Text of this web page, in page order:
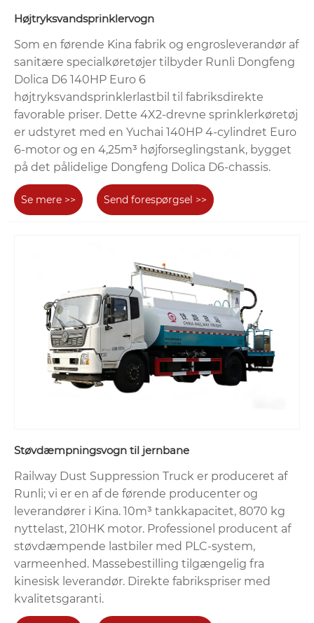
Højtryksvandsprinklervogn
Som en førende Kina fabrik og engrosleverandør af
sanitære specialkøretøjer tilbyder Runli Dongfeng
Dolica D6 140HP Euro 6
højtryksvandsprinklerlastbil til fabriksdirekte
favorable priser. Dette 4X2-drevne sprinklerkøretøj
er udstyret med en Yuchai 140HP 4-cylindret Euro
6-motor og en 4,25m³ højforseglingstank, bygget
på det pålidelige Dongfeng Dolica D6-chassis.
Se mere >> Send forespørgsel >>
Støvdæmpningsvogn til jernbane
Railway Dust Suppression Truck er produceret af
Runli; vi er en af ​​de førende producenter og
leverandører i Kina. 10m³ tankkapacitet, 8070 kg
nyttelast, 210HK motor. Professionel producent af
støvdæmpende lastbiler med PLC-system,
varmeenhed. Massebestilling tilgængelig fra
kinesisk leverandør. Direkte fabrikspriser med
kvalitetsgaranti.